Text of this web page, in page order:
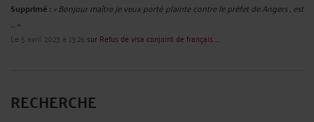
Supprimé :« Bonjour maître je veux porté plainte contre le préfet de Angers , est
... »
Le 5 avril 2023 à 13:26 sur Refus de visa conjoint de français ...
RECHERCHE